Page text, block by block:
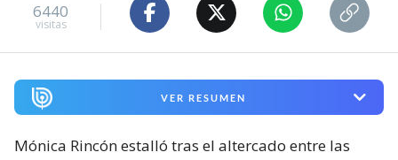
6440
visitas
VER RESUMEN
Mónica Rincón estalló tras el altercado entre las